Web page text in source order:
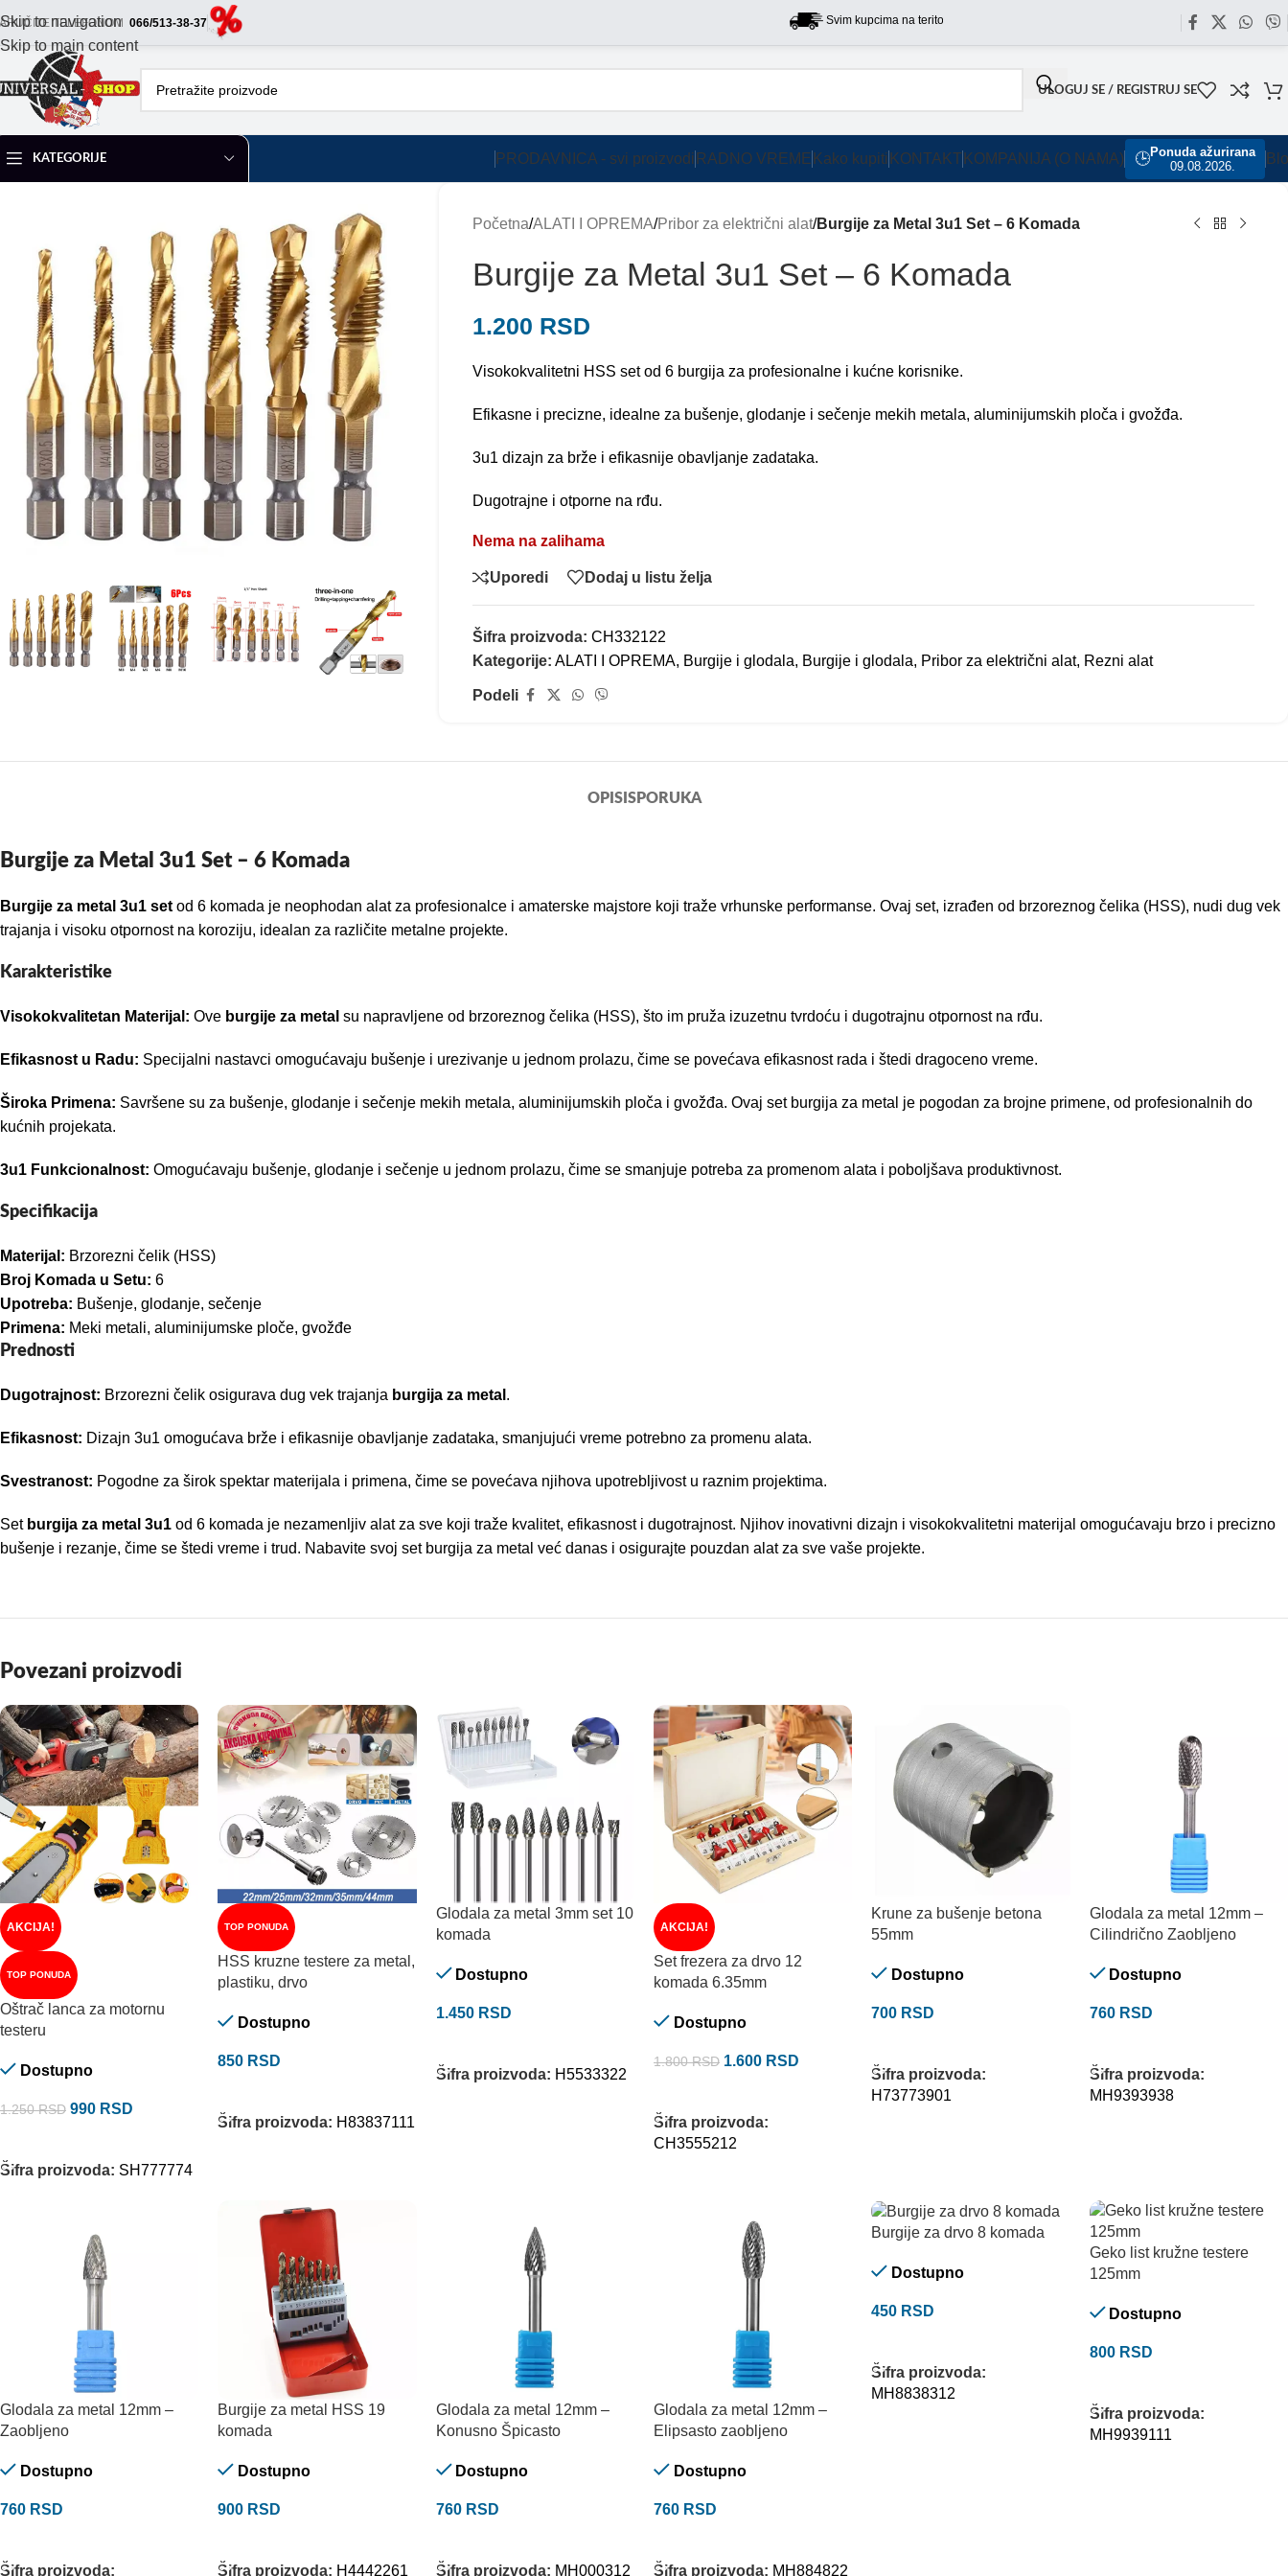
Skip to navigation
Skip to main content
TELEFONOM 066/513-38-37 Svim kupcima na teritoriji Srbije omogućili smo besplatnu dostavu za sve porudžbine sa
ULOGUJ SE / REGISTRUJ SE
KATEGORIJE PRODAVNICA - svi proizvodi RADNO VREME Kako kupiti KONTAKT KOMPANIJA (O NAMA) 🕒Ponuda ažurirana
09.08.2026.
Početna/ALATI I OPREMA/Pribor za električni alat/Burgije za Metal 3u1 Set – 6 Komada
Burgije za Metal 3u1 Set – 6 Komada
1.200 RSD
Visokokvalitetni HSS set od 6 burgija za profesionalne i kućne korisnike.
Efikasne i precizne, idealne za bušenje, glodanje i sečenje mekih metala, aluminijumskih ploča i gvožđa.
3u1 dizajn za brže i efikasnije obavljanje zadataka.
Dugotrajne i otporne na rđu.
Nema na zalihama
Uporedi Dodaj u listu želja
Šifra proizvoda: CH332122
Kategorije: ALATI I OPREMA, Burgije i glodala, Burgije i glodala, Pribor za električni alat, Rezni alat
Podeli
OPISISPORUKA
Burgije za Metal 3u1 Set – 6 Komada
Burgije za metal 3u1 set od 6 komada je neophodan alat za profesionalce i amaterske majstore koji traže vrhunske performanse. Ovaj set, izrađen od brzoreznog čelika (HSS), nudi dug vek
trajanja i visoku otpornost na koroziju, idealan za različite metalne projekte.
Karakteristike
Visokokvalitetan Materijal: Ove burgije za metal su napravljene od brzoreznog čelika (HSS), što im pruža izuzetnu tvrdoću i dugotrajnu otpornost na rđu.
Efikasnost u Radu: Specijalni nastavci omogućavaju bušenje i urezivanje u jednom prolazu, čime se povećava efikasnost rada i štedi dragoceno vreme.
Široka Primena: Savršene su za bušenje, glodanje i sečenje mekih metala, aluminijumskih ploča i gvožđa. Ovaj set burgija za metal je pogodan za brojne primene, od profesionalnih do
kućnih projekata.
3u1 Funkcionalnost: Omogućavaju bušenje, glodanje i sečenje u jednom prolazu, čime se smanjuje potreba za promenom alata i poboljšava produktivnost.
Specifikacija
Materijal: Brzorezni čelik (HSS)
Broj Komada u Setu: 6
Upotreba: Bušenje, glodanje, sečenje
Primena: Meki metali, aluminijumske ploče, gvožđe
Prednosti
Dugotrajnost: Brzorezni čelik osigurava dug vek trajanja burgija za metal .
Efikasnost: Dizajn 3u1 omogućava brže i efikasnije obavljanje zadataka, smanjujući vreme potrebno za promenu alata.
Svestranost: Pogodne za širok spektar materijala i primena, čime se povećava njihova upotrebljivost u raznim projektima.
Set burgija za metal 3u1 od 6 komada je nezamenljiv alat za sve koji traže kvalitet, efikasnost i dugotrajnost. Njihov inovativni dizajn i visokokvalitetni materijal omogućavaju brzo i precizno
bušenje i rezanje, čime se štedi vreme i trud. Nabavite svoj set burgija za metal već danas i osigurajte pouzdan alat za sve vaše projekte.
Povezani proizvodi
AKCIJA!
TOP PONUDA
Oštrač lanca za motornu
testeru
Dostupno
1.250RSD 990 RSD
Šifra proizvoda: SH777774
TOP PONUDA
HSS kruzne testere za metal,
plastiku, drvo
Dostupno
850 RSD
Šifra proizvoda: H83837111
Glodala za metal 3mm set 10
komada
Dostupno
1.450 RSD
Šifra proizvoda: H5533322
AKCIJA!
Set frezera za drvo 12
komada 6.35mm
Dostupno
1.800RSD 1.600 RSD
Šifra proizvoda:
CH3555212
Krune za bušenje betona
55mm
Dostupno
700 RSD
Šifra proizvoda:
H73773901
Glodala za metal 12mm –
Cilindrično Zaobljeno
Dostupno
760 RSD
Šifra proizvoda:
MH9393938
Glodala za metal 12mm –
Zaobljeno
Dostupno
760 RSD
Šifra proizvoda:
Burgije za metal HSS 19
komada
Dostupno
900 RSD
Šifra proizvoda: H4442261
Glodala za metal 12mm –
Konusno Špicasto
Dostupno
760 RSD
Šifra proizvoda: MH000312
Glodala za metal 12mm –
Elipsasto zaobljeno
Dostupno
760 RSD
Šifra proizvoda: MH884822
Burgije za drvo 8 komada
Dostupno
450 RSD
Šifra proizvoda:
MH8838312
Geko list kružne testere
125mm
Dostupno
800 RSD
Šifra proizvoda:
MH9939111